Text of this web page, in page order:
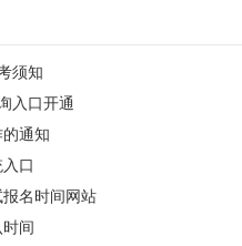
须知
入口开通
通知
口
名时间网站
间